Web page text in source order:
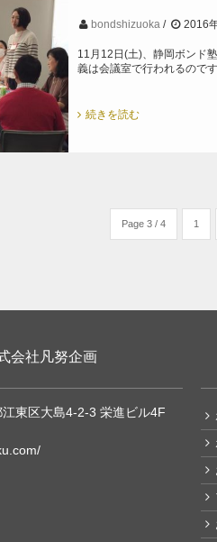
bondshizuoka 2016
11月12日(土)、静岡ボンド
義は会議室で行われるので
続きを読む
Page 3 / 4 1
会社凡努企画
東区大島4-2-3 栄進ビル4F